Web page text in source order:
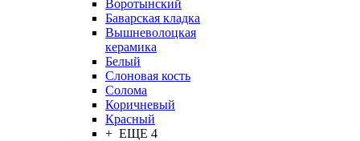
Воротынский
Баварская кладка
Вышневолоцкая
керамика
Белый
Слоновая кость
Солома
Коричневый
Красный
+ ЕЩЕ 4